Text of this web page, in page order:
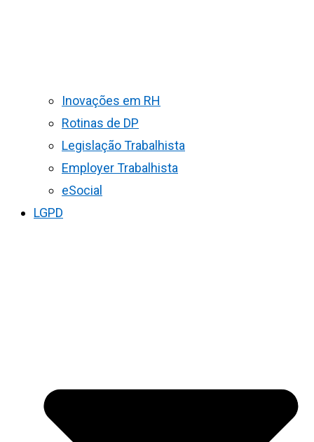
Inovações em RH
Rotinas de DP
Legislação Trabalhista
Employer Trabalhista
eSocial
LGPD